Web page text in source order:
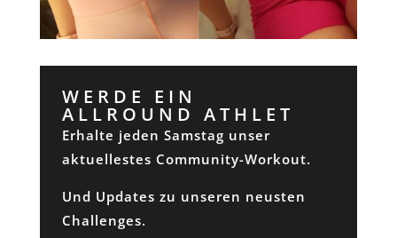
WERDE EIN
ALLROUND ATHLET
Erhalte jeden Samstag unser
aktuellestes Community-Workout.
Und Updates zu unseren neusten
Challenges.